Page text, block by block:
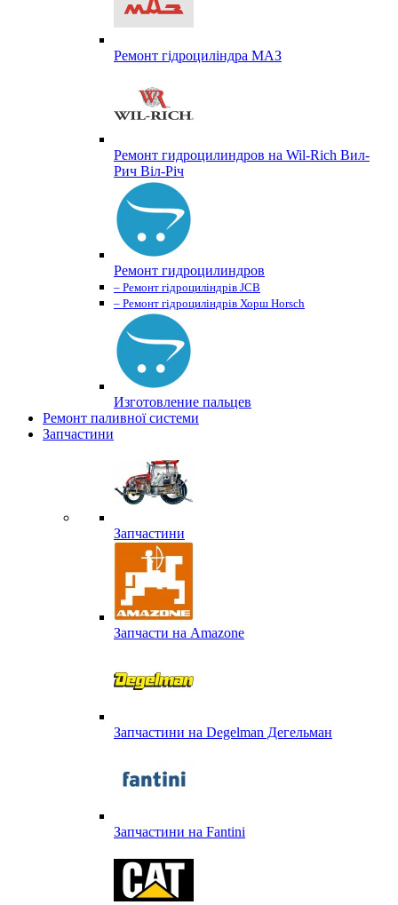
Ремонт гідроциліндра МАЗ
Ремонт гидроцилиндров на Wil-Rich Вил-
Рич Віл-Річ
Ремонт гидроцилиндров
– Ремонт гідроциліндрів JCB
– Ремонт гідроциліндрів Хорш Horsch
Изготовление пальцев
Ремонт паливної системи
Запчастини
Запчастини
Запчасти на Amazone
Запчастини на Degelman Дегельман
Запчастини на Fantini